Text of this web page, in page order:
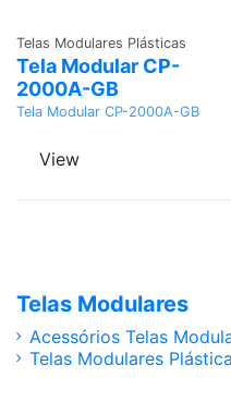
Telas Modulares Plásticas
Tela Modular CP-
2000A-GB
Tela Modular CP-2000A-GB
View
Telas Modulares
Acessórios Telas
Telas Modulares